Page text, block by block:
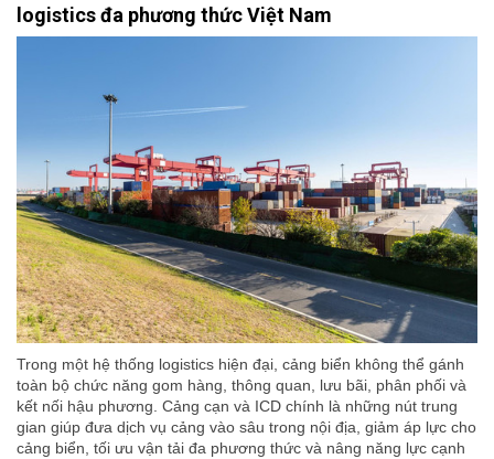
logistics đa phương thức Việt Nam
Trong một hệ thống logistics hiện đại, cảng biển không thể gánh
toàn bộ chức năng gom hàng, thông quan, lưu bãi, phân phối và
kết nối hậu phương. Cảng cạn và ICD chính là những nút trung
gian giúp đưa dịch vụ cảng vào sâu trong nội địa, giảm áp lực cho
cảng biển, tối ưu vận tải đa phương thức và nâng năng lực cạnh